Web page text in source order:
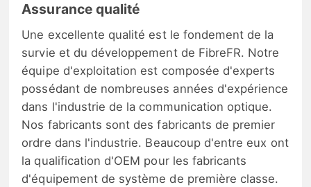
Assurance qualité
Une excellente qualité est le fondement de la
survie et du développement de FibreFR. Notre
équipe d'exploitation est composée d'experts
possédant de nombreuses années d'expérience
dans l'industrie de la communication optique.
Nos fabricants sont des fabricants de premier
ordre dans l'industrie. Beaucoup d'entre eux ont
la qualification d'OEM pour les fabricants
d'équipement de système de première classe.